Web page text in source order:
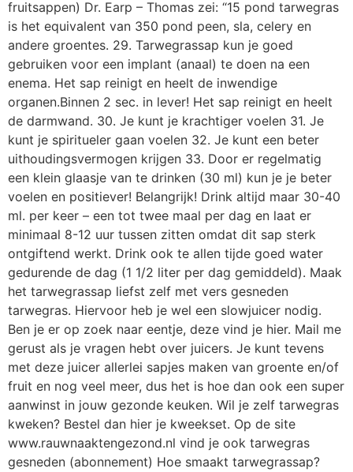
fruitsappen) Dr. Earp – Thomas zei: “15 pond tarwegras
is het equivalent van 350 pond peen, sla, celery en
andere groentes. 29. Tarwegrassap kun je goed
gebruiken voor een implant (anaal) te doen na een
enema. Het sap reinigt en heelt de inwendige
organen.Binnen 2 sec. in lever! Het sap reinigt en heelt
de darmwand. 30. Je kunt je krachtiger voelen 31. Je
kunt je spiritueler gaan voelen 32. Je kunt een beter
uithoudingsvermogen krijgen 33. Door er regelmatig
een klein glaasje van te drinken (30 ml) kun je je beter
voelen en positiever! Belangrijk! Drink altijd maar 30-40
ml. per keer – een tot twee maal per dag en laat er
minimaal 8-12 uur tussen zitten omdat dit sap sterk
ontgiftend werkt. Drink ook te allen tijde goed water
gedurende de dag (1 1/2 liter per dag gemiddeld). Maak
het tarwegrassap liefst zelf met vers gesneden
tarwegras. Hiervoor heb je wel een slowjuicer nodig.
Ben je er op zoek naar eentje, deze vind je hier. Mail me
gerust als je vragen hebt over juicers. Je kunt tevens
met deze juicer allerlei sapjes maken van groente en/of
fruit en nog veel meer, dus het is hoe dan ook een super
aanwinst in jouw gezonde keuken. Wil je zelf tarwegras
kweken? Bestel dan hier je kweekset. Op de site
www.rauwnaaktengezond.nl vind je ook tarwegras
gesneden (abonnement) Hoe smaakt tarwegrassap?